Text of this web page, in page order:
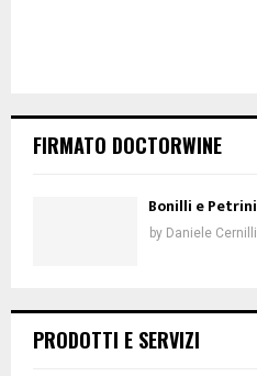
FIRMATO DOCTORWINE
Bonilli e Petrini
by Daniele Cernilli
PRODOTTI E SERVIZI